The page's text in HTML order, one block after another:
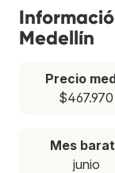
Medellín
Precio
$467.970
Mes
junio